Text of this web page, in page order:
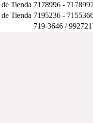
Tienda 7178996 -
Tienda 7195236 -
719-3646 /